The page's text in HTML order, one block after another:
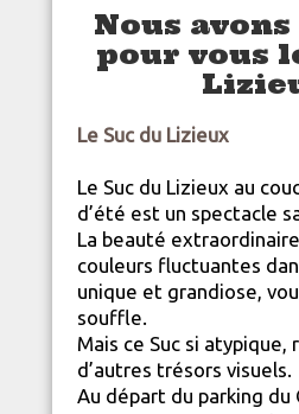
Nous
pour vous
Le Suc du Lizieux
Le Suc du Lizieux au
d’été est un spectacle
La beauté
couleurs fluctuantes
unique et grandiose,
souffle.
Mais ce Suc si atypique,
d’autres trésors visuels.
Au départ du parking du